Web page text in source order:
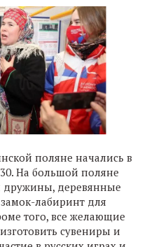
поляне начались в
На большой поляне
дружины, деревянные
лабиринт для
того, все желающие
сувениры и